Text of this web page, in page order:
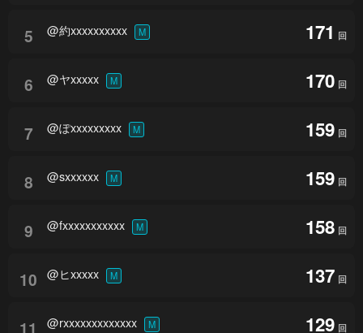
5 @約xxxxxxxxxx M 171 回
6 @ヤxxxxx M 170 回
7 @ぽxxxxxxxxx M 159 回
8 @sxxxxxx M 159 回
9 @fxxxxxxxxxxx M 158 回
10 @ヒxxxxx M 137 回
11 @rxxxxxxxxxxxxx M 129 回